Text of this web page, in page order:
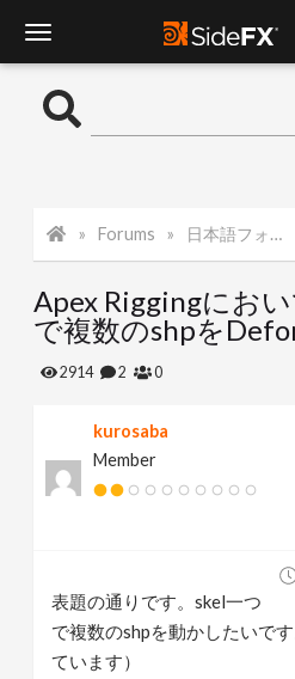
o
l
e
Forums 日本語フォーラム
Apex Riggingにお
で複数のshpを
2914 2 0
kurosaba
Member
表題の通りです。skel一つ
で複数のshpを動かしたいで
ています）